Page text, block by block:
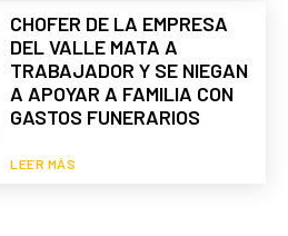
CHOFER DE LA EMPRESA
DEL VALLE MATA A
TRABAJADOR Y SE NIEGAN
A APOYAR A FAMILIA CON
GASTOS FUNERARIOS
LEER MÁS